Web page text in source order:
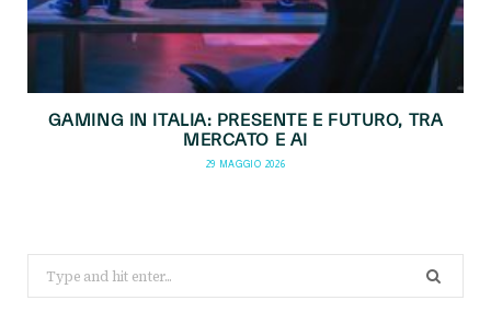
GAMING IN ITALIA: PRESENTE E FUTURO, TRA
MERCATO E AI
29 MAGGIO 2026
for: